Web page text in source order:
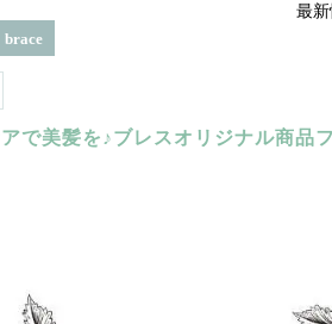
最
brace
で美髪を♪ブレスオリジナル商品